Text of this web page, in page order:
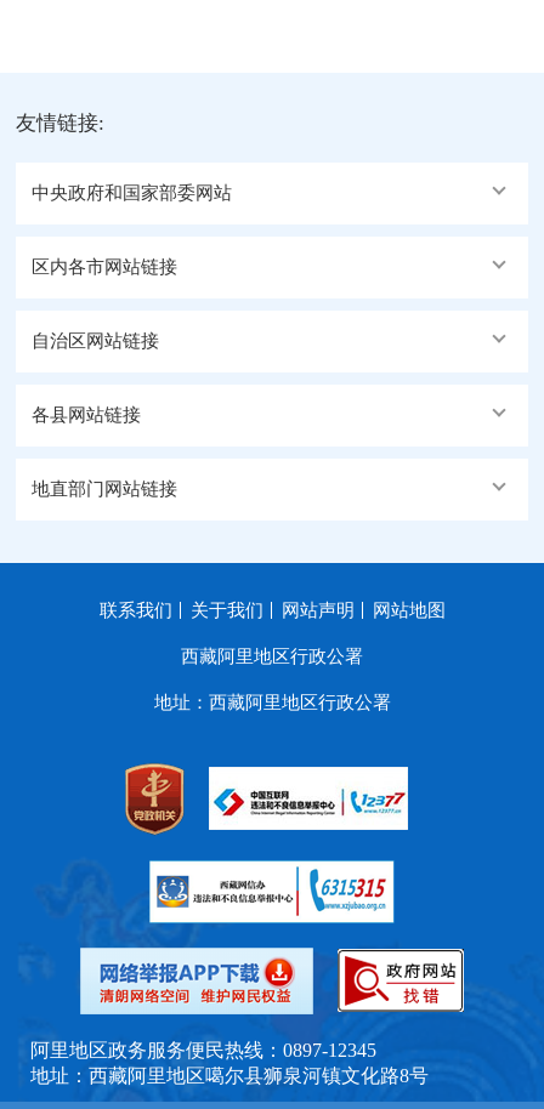
友情链接:
中央政府和国家部委网站
区内各市网站链接
自治区网站链接
各县网站链接
地直部门网站链接
联系我们 关于我们 网站声明 网站地图
西藏阿里地区行政公署
地址：西藏阿里地区行政公署
阿里地区政务服务便民热线：0897-12345
地址：西藏阿里地区噶尔县狮泉河镇文化路8号